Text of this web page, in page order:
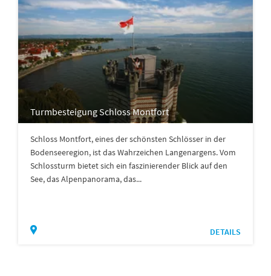
Turmbesteigung Schloss Montfort
Schloss Montfort, eines der schönsten Schlösser in der
Bodenseeregion, ist das Wahrzeichen Langenargens. Vom
Schlossturm bietet sich ein faszinierender Blick auf den
See, das Alpenpanorama, das...
DETAILS